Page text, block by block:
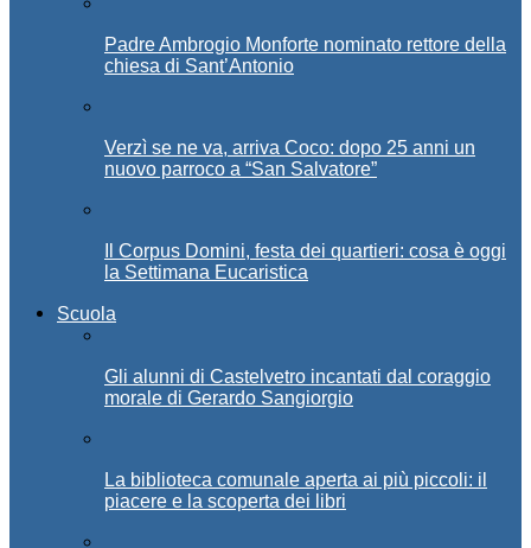
Padre Ambrogio Monforte nominato rettore della
chiesa di Sant’Antonio
Verzì se ne va, arriva Coco: dopo 25 anni un
nuovo parroco a “San Salvatore”
Il Corpus Domini, festa dei quartieri: cosa è oggi
la Settimana Eucaristica
Scuola
Gli alunni di Castelvetro incantati dal coraggio
morale di Gerardo Sangiorgio
La biblioteca comunale aperta ai più piccoli: il
piacere e la scoperta dei libri